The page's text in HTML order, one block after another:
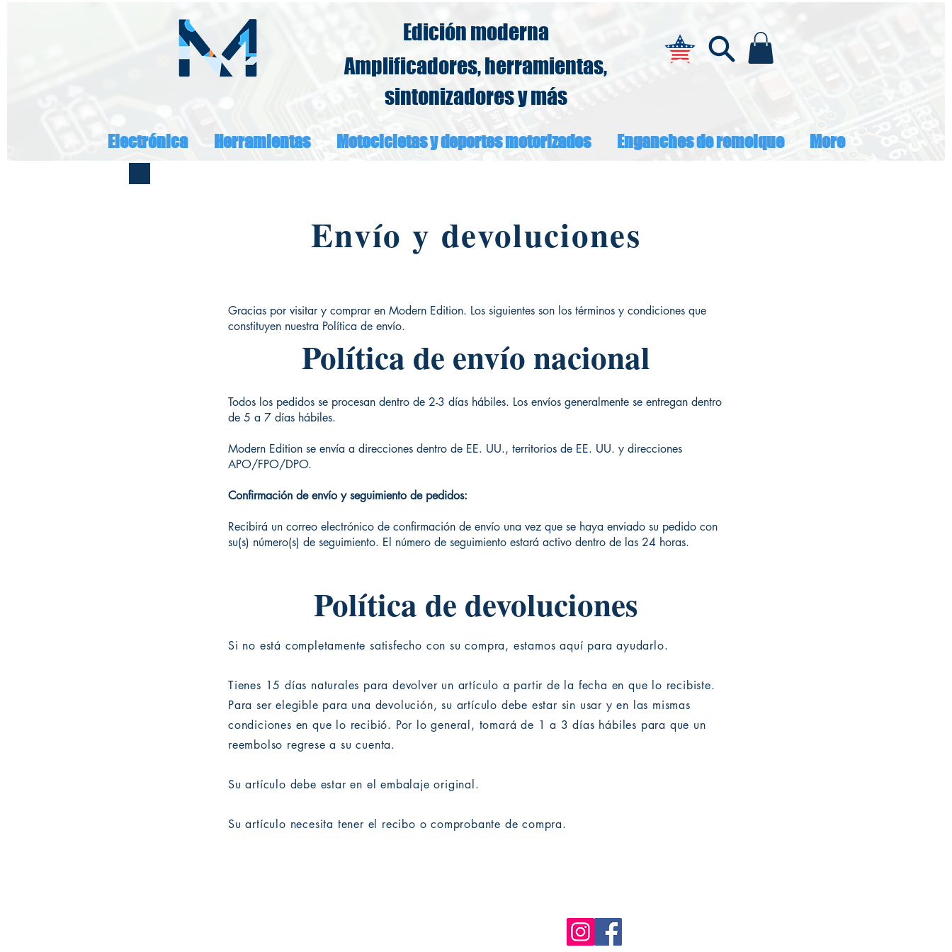
Edición moderna
Amplificadores, herramientas,
sintonizadores y más
Electrónica Herramientas Motocicletas y deportes motorizados Enganches de remolque More
Envío y devoluciones
Gracias por visitar y comprar en Modern Edition. Los siguientes son los términos y condiciones que
constituyen nuestra Política de envío.
Política de envío nacional
Todos los pedidos se procesan dentro de 2-3 días hábiles. Los envíos generalmente se entregan dentro
de 5 a 7 días hábiles.
Modern Edition se envía a direcciones dentro de EE. UU., territorios de EE. UU. y direcciones
APO/FPO/DPO.
Confirmación de envío y seguimiento de pedidos:
Recibirá un correo electrónico de confirmación de envío una vez que se haya enviado su pedido con
su(s) número(s) de seguimiento. El número de seguimiento estará activo dentro de las 24 horas.
Política de devoluciones
Si no está completamente satisfecho con su compra, estamos aquí para ayudarlo.
Tienes 15 días naturales para devolver un artículo a partir de la fecha en que lo recibiste.
Para ser elegible para una devolución, su artículo debe estar sin usar y en las mismas
condiciones en que lo recibió. Por lo general, tomará de 1 a 3 días hábiles para que un
reembolso regrese a su cuenta.
Su artículo debe estar en el embalaje original.
Su artículo necesita tener el recibo o comprobante de compra.